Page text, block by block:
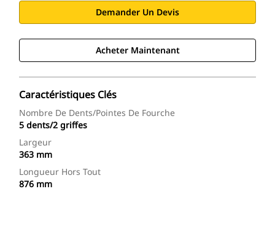
Demander Un Devis
Acheter Maintenant
Caractéristiques Clés
Nombre De Dents/pointes De Fourche
5 dents/2 griffes
Largeur
363 mm
Longueur Hors Tout
876 mm